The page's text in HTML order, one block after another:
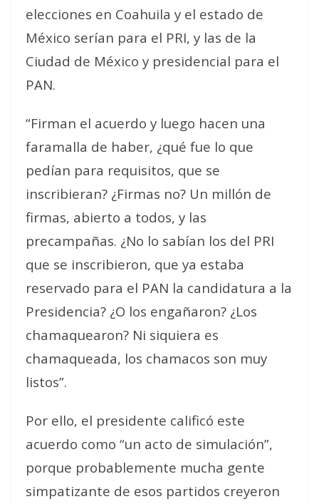
elecciones en Coahuila y el estado de
México serían para el PRI, y las de la
Ciudad de México y presidencial para el
PAN.
“Firman el acuerdo y luego hacen una
faramalla de haber, ¿qué fue lo que
pedían para requisitos, que se
inscribieran? ¿Firmas no? Un millón de
firmas, abierto a todos, y las
precampañas. ¿No lo sabían los del PRI
que se inscribieron, que ya estaba
reservado para el PAN la candidatura a la
Presidencia? ¿O los engañaron? ¿Los
chamaquearon? Ni siquiera es
chamaqueada, los chamacos son muy
listos”.
Por ello, el presidente calificó este
acuerdo como “un acto de simulación”,
porque probablemente mucha gente
simpatizante de esos partidos creyeron